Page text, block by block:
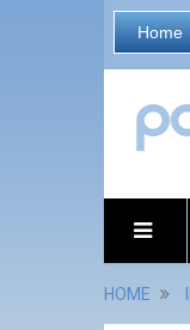
Home
HOME